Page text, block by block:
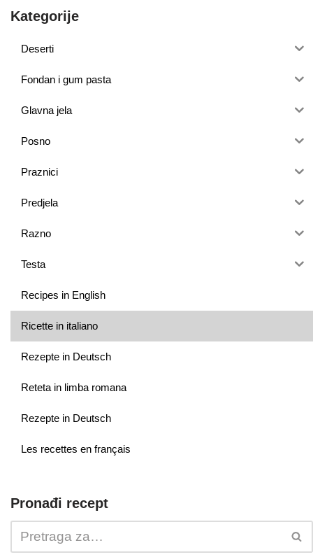
Kategorije
Deserti
Fondan i gum pasta
Glavna jela
Posno
Praznici
Predjela
Razno
Testa
Recipes in English
Ricette in italiano
Rezepte in Deutsch
Reteta in limba romana
Rezepte in Deutsch
Les recettes en français
Pronađi recept